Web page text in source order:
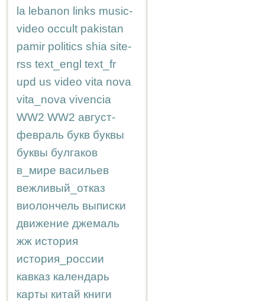
la lebanon links music-
video occult pakistan
pamir politics shia site-
rss text_engl text_fr
upd us video vita nova
vita_nova vivencia
WW2 WW2 август-
февраль букв буквы
буквы булгаков
в_мире васильев
вежливый_отказ
виолончель выписки
движение джемаль
жж история
история_россии
кавказ календарь
карты китай книги